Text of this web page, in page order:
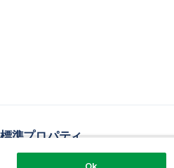
準プロパティ